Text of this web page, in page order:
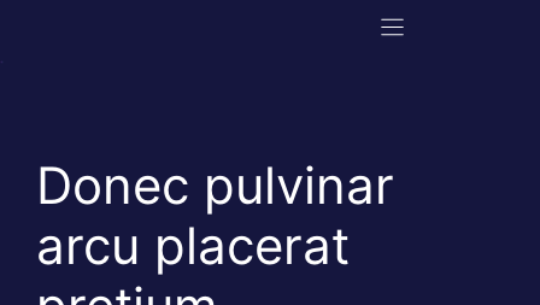
Donec pulvinar
arcu placerat